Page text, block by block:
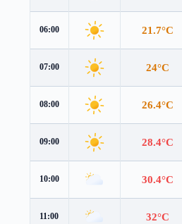
06:00 21.7°C
07:00 24°C
08:00 26.4°C
09:00 28.4°C
10:00 30.4°C
11:00 32°C